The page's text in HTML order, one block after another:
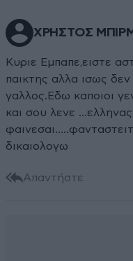
ΧΡΗΣΤΟΣ
Κυριε Εμπαπε,ειστε
παικτης αλλα ισως
γαλλος.Εδω καποιοι
και σου λενε ...ελληνας
δικαιολογω
Απαντήστε